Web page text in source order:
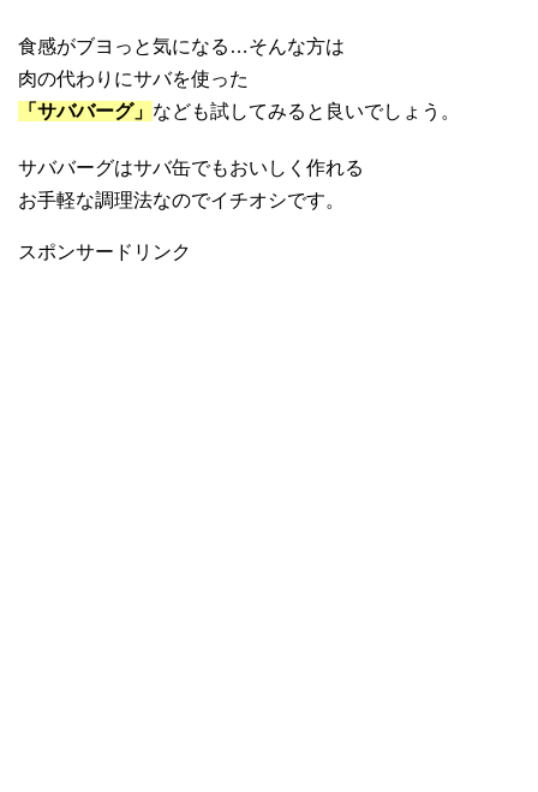
食感がブヨっと気になる…そんな方は
肉の代わりにサバを使った
「サババーグ」 なども試してみると良いでしょう。
サババーグはサバ缶でもおいしく作れる
お手軽な調理法なのでイチオシです。
スポンサードリンク